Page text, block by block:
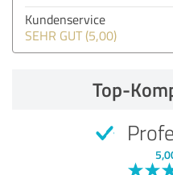
Kundenservice
SEHR GUT (5,00)
Top-